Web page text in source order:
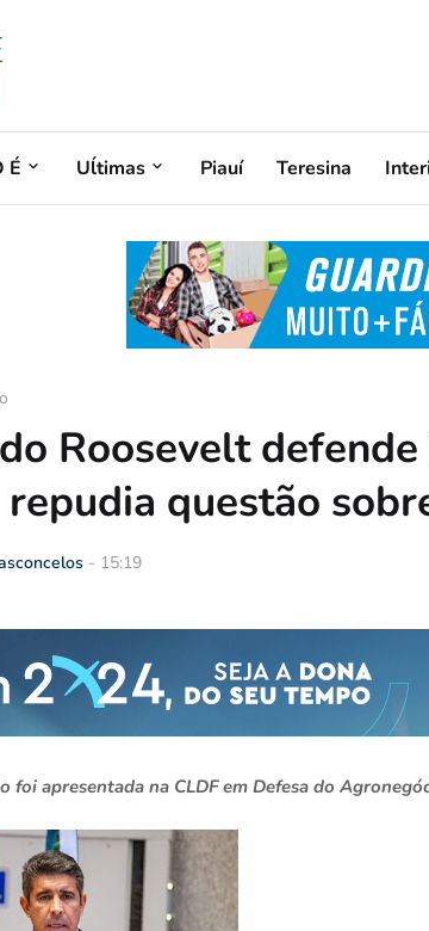
É Uĺtimas Piauí Teresina
Roosevelt
repudia questão
- 15:19
foi apresentada na CLDF em Defesa do